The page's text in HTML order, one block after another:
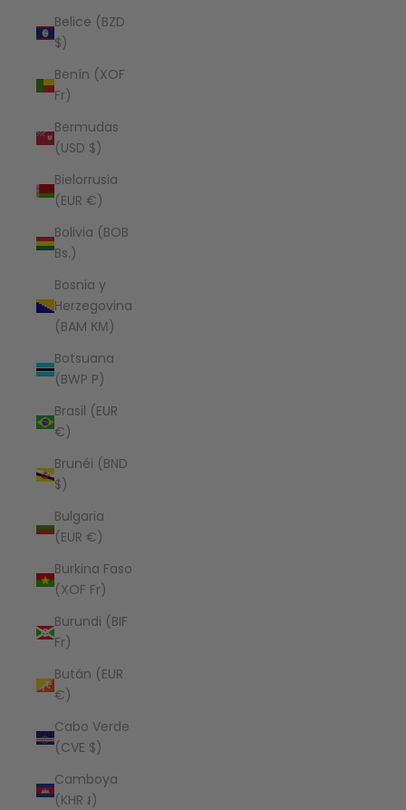
Belice (BZD
$)
Benín (XOF
Fr)
Bermudas
(USD $)
Bielorrusia
(EUR €)
Bolivia (BOB
Bs.)
Bosnia y
Herzegovina
(BAM КМ)
Botsuana
(BWP P)
Brasil (EUR
€)
Brunéi (BND
$)
Bulgaria
(EUR €)
Burkina Faso
(XOF Fr)
Burundi (BIF
Fr)
Bután (EUR
€)
Cabo Verde
(CVE $)
Camboya
(KHR ៛)